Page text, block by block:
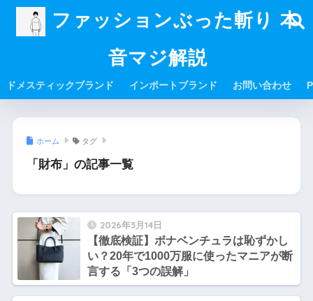
ファッションぶった斬り 本
音マジ解説
ドメスティックブランド インポートブランド お問い合わせ
ホーム タグ
「財布」の記事一覧
2026年3月14日
【徹底検証】ボナベンチュラは恥ずかし
い？20年で1000万服に使ったマニアが断
言する「3つの誤解」